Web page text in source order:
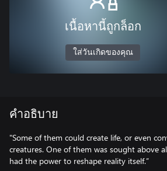
เนื้อหานี้ถูกล็อก
ใส่วันเกิดของคุณ
คำอธิบาย
"Some of them could create life, or even
creatures. One of them was sought above
had the power to reshape reality itself.”